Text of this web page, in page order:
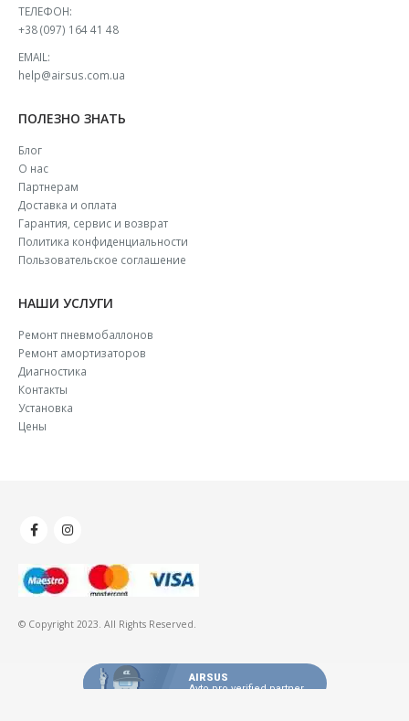
ТЕЛЕФОН:
+38 (097) 164 41 48
EMAIL:
help@airsus.com.ua
ПОЛЕЗНО ЗНАТЬ
Блог
О нас
Партнерам
Доставка и оплата
Гарантия, сервис и возврат
Политика конфиденциальности
Пользовательское соглашение
НАШИ УСЛУГИ
Ремонт пневмобаллонов
Ремонт амортизаторов
Диагностика
Контакты
Установка
Цены
© Copyright 2023. All Rights Reserved.
AIRSUS
Avto.pro verified partner